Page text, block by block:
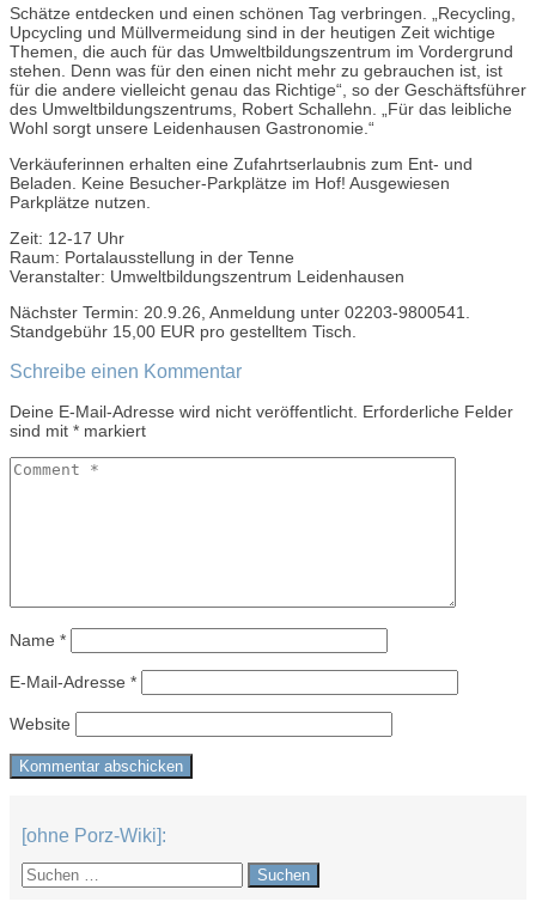
Schätze entdecken und einen schönen Tag verbringen. „Recycling,
Upcycling und Müllvermeidung sind in der heutigen Zeit wichtige
Themen, die auch für das Umweltbildungszentrum im Vordergrund
stehen. Denn was für den einen nicht mehr zu gebrauchen ist, ist
für die andere vielleicht genau das Richtige“, so der Geschäftsführer
des Umweltbildungszentrums, Robert Schallehn. „Für das leibliche
Wohl sorgt unsere Leidenhausen Gastronomie.“
Verkäuferinnen erhalten eine Zufahrtserlaubnis zum Ent- und
Beladen. Keine Besucher-Parkplätze im Hof! Ausgewiesen
Parkplätze nutzen.
Zeit: 12-17 Uhr
Raum: Portalausstellung in der Tenne
Veranstalter: Umweltbildungszentrum Leidenhausen
Nächster Termin: 20.9.26, Anmeldung unter 02203-9800541.
Standgebühr 15,00 EUR pro gestelltem Tisch.
Post
Schreibe einen Kommentar
Deine E-Mail-Adresse wird nicht veröffentlicht. Erforderliche Felder
sind mit * markiert
Name *
E-Mail-Adresse *
Website
[ohne Porz-Wiki]:
Suchen
nach: